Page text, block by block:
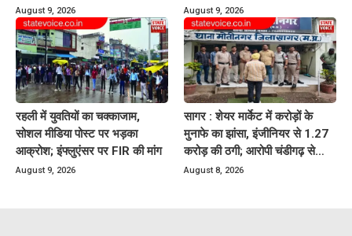
रेफर
August 9, 2026 August 9, 2026
रहली में युवतियों का चक्काजाम,
सोशल मीडिया पोस्ट पर भड़का
आक्रोश; इंफ्लुएंसर पर FIR की मांग
August 9, 2026
सागर : शेयर मार्केट में करोड़ों के
मुनाफे का झांसा, इंजीनियर से 1.27
करोड़ की ठगी; आरोपी चंडीगढ़ से
गिरफ्तार
August 8, 2026